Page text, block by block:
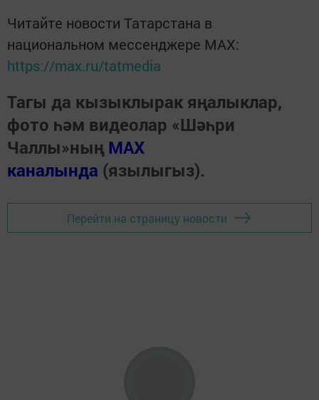
Читайте новости Татарстана в
национальном мессенджере MАХ:
https://max.ru/tatmedia
Тагы да кызыклырак яңалыклар,
фото һәм видеолар «Шәһри
Чаллы»ның MAX
каналында (язылыгыз).
Перейти на страницу новости